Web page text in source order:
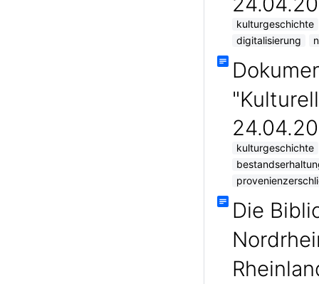
kulturgeschichte
digitalisierung
kulturgeschichte
Die